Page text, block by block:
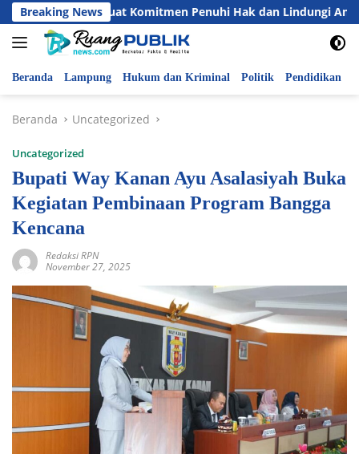
Langsung
ke
konten
Breaking News
Perkuat Komitmen Penuhi Hak dan Lindungi Anak
Beranda Lampung Hukum dan Kriminal Politik Pendidikan
Beranda Uncategorized
Uncategorized
Bupati Way Kanan Ayu Asalasiyah Buka
Kegiatan Pembinaan Program Bangga
Kencana
Redaksi RPN
November 27, 2025